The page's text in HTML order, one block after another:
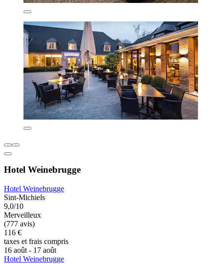
Hotel Weinebrugge
Hotel Weinebrugge
Sint-Michiels
9,0/10
Merveilleux
(777 avis)
116 €
taxes et frais compris
16 août - 17 août
Hotel Weinebrugge